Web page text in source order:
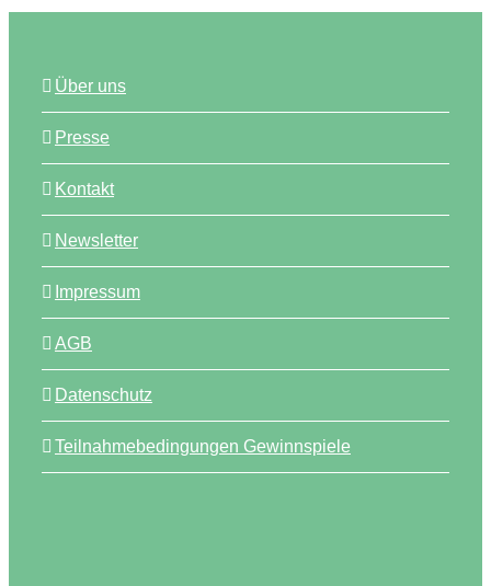
Über uns
Presse
Kontakt
Newsletter
Impressum
AGB
Datenschutz
Teilnahmebedingungen Gewinnspiele